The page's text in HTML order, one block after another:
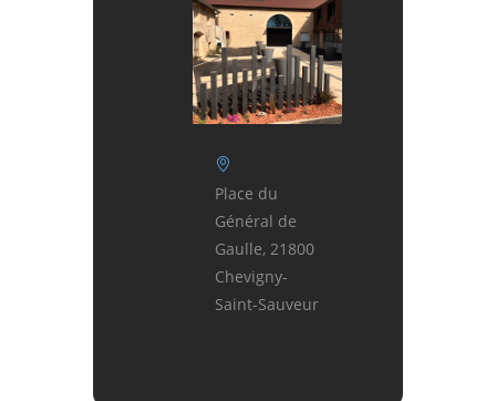
Place du
Général de
Gaulle, 21800
Chevigny-
Saint-Sauveur